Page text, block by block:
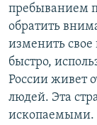
пребыванием
обратить
изменить свое
быстро,
России живет
людей. Эта
ископаемыми.